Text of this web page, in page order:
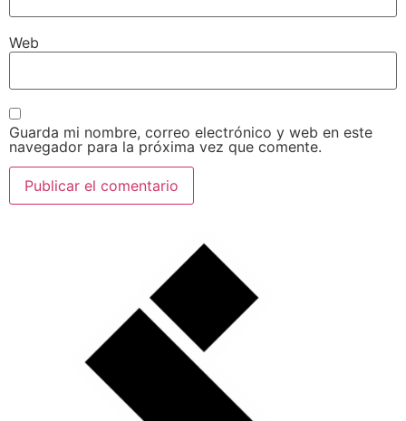
Web
Guarda mi nombre, correo electrónico y web en este
navegador para la próxima vez que comente.